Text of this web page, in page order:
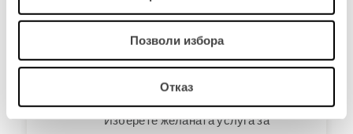
Позволи избора
Отказ
Абонирайте се за
избрани услуги за
електронна
документация
Изберете желаната услуга за